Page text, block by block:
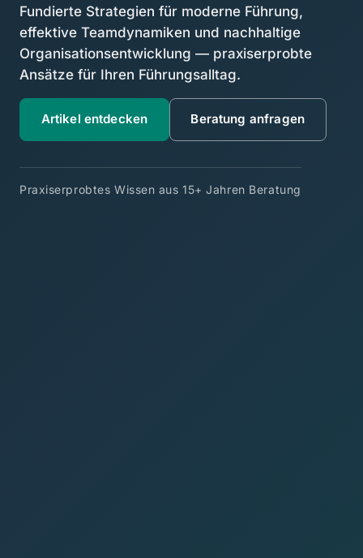
Fundierte Strategien für moderne Führung,
effektive Teamdynamiken und nachhaltige
Organisationsentwicklung — praxiserprobte
Ansätze für Ihren Führungsalltag.
Artikel entdecken Beratung anfragen
Praxiserprobtes Wissen aus 15+ Jahren Beratung